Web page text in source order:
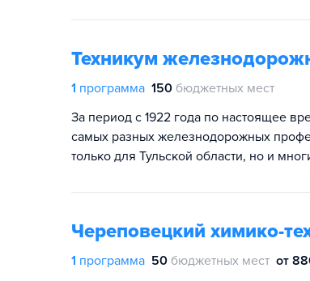
Техникум
1 программа 150 бюджетных мест
За период с 1922 года по настоящее
самых разных железнодорожных
только для Тульской области, но и
Череповецкий химико-
1 программа 50 бюджетных мест от